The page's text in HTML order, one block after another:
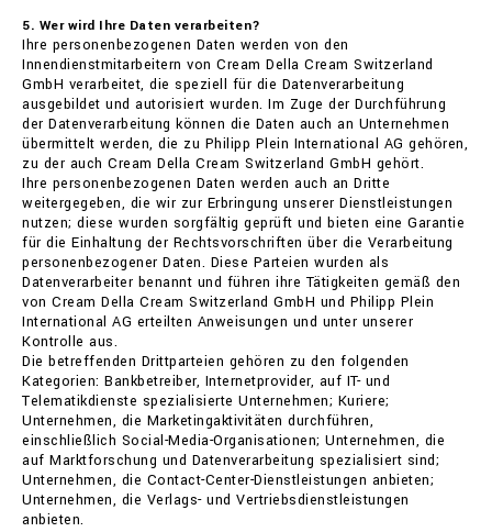
5. Wer wird Ihre Daten verarbeiten?
Ihre personenbezogenen Daten werden von den
Innendienstmitarbeitern von Cream Della Cream Switzerland
GmbH verarbeitet, die speziell für die Datenverarbeitung
ausgebildet und autorisiert wurden. Im Zuge der Durchführung
der Datenverarbeitung können die Daten auch an Unternehmen
übermittelt werden, die zu Philipp Plein International AG gehören,
zu der auch Cream Della Cream Switzerland GmbH gehört.
Ihre personenbezogenen Daten werden auch an Dritte
weitergegeben, die wir zur Erbringung unserer Dienstleistungen
nutzen; diese wurden sorgfältig geprüft und bieten eine Garantie
für die Einhaltung der Rechtsvorschriften über die Verarbeitung
personenbezogener Daten. Diese Parteien wurden als
Datenverarbeiter benannt und führen ihre Tätigkeiten gemäß den
von Cream Della Cream Switzerland GmbH und Philipp Plein
International AG erteilten Anweisungen und unter unserer
Kontrolle aus.
Die betreffenden Drittparteien gehören zu den folgenden
Kategorien: Bankbetreiber, Internetprovider, auf IT- und
Telematikdienste spezialisierte Unternehmen; Kuriere;
Unternehmen, die Marketingaktivitäten durchführen,
einschließlich Social-Media-Organisationen; Unternehmen, die
auf Marktforschung und Datenverarbeitung spezialisiert sind;
Unternehmen, die Contact-Center-Dienstleistungen anbieten;
Unternehmen, die Verlags- und Vertriebsdienstleistungen
anbieten.